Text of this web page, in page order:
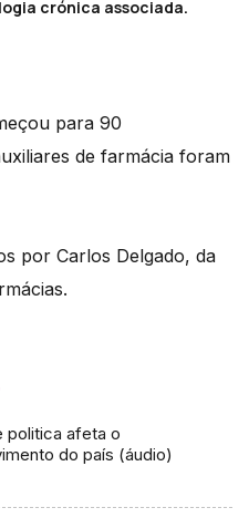
crónica associada.
para 90
de farmácia foram
por Carlos Delgado, da
politica afeta o
do país (áudio)